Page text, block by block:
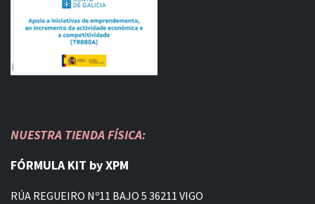
NUESTRA TIENDA FÍSICA:
FÓRMULA KIT by XPM
RÚA REGUEIRO Nº11 BAJO 5 36211 VIGO